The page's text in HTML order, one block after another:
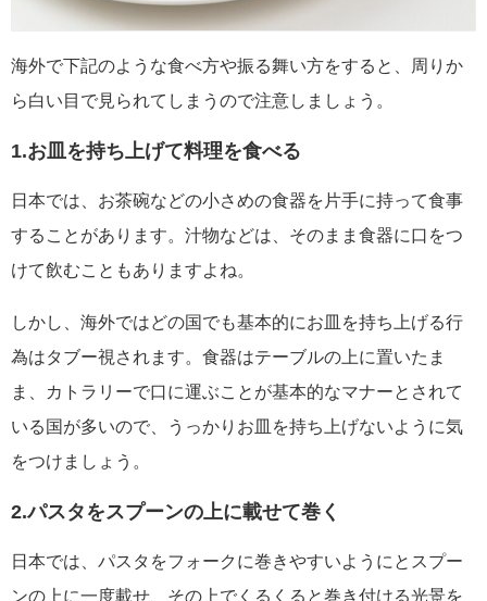
海外で下記のような食べ方や振る舞い方をすると、周りか
ら白い目で見られてしまうので注意しましょう。
1.お皿を持ち上げて料理を食べる
日本では、お茶碗などの小さめの食器を片手に持って食事
することがあります。汁物などは、そのまま食器に口をつ
けて飲むこともありますよね。
しかし、海外ではどの国でも基本的にお皿を持ち上げる行
為はタブー視されます。食器はテーブルの上に置いたま
ま、カトラリーで口に運ぶことが基本的なマナーとされて
いる国が多いので、うっかりお皿を持ち上げないように気
をつけましょう。
2.パスタをスプーンの上に載せて巻く
日本では、パスタをフォークに巻きやすいようにとスプー
ンの上に一度載せ、その上でくるくると巻き付ける光景を